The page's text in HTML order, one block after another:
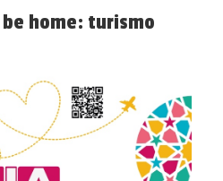
home: turismo